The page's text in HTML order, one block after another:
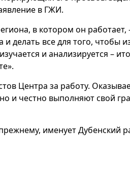
в ГЖИ.
в котором он работает,
делать все для того, чтобы
и анализируется –
Центра за работу.
и честно выполняют свой
именует Дубенский